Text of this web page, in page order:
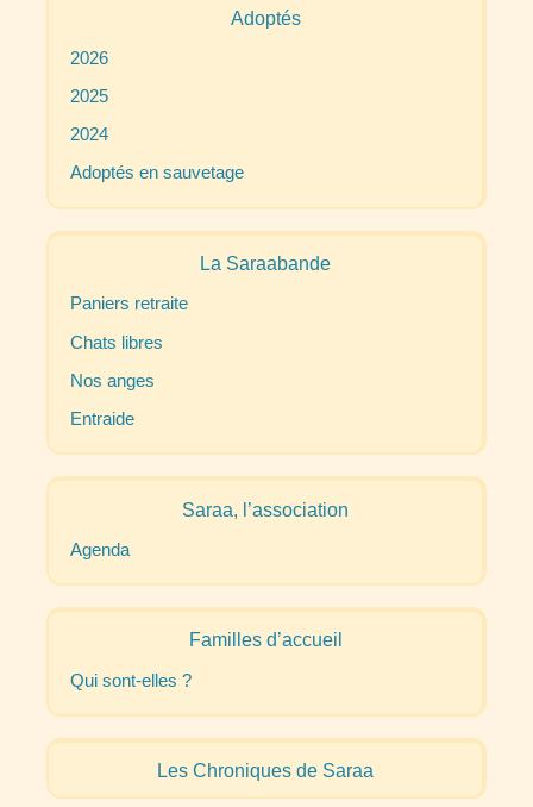
Adoptés
2026
2025
2024
Adoptés en sauvetage
La Saraabande
Paniers retraite
Chats libres
Nos anges
Entraide
Saraa, l’association
Agenda
Familles d’accueil
Qui sont-elles ?
Les Chroniques de Saraa